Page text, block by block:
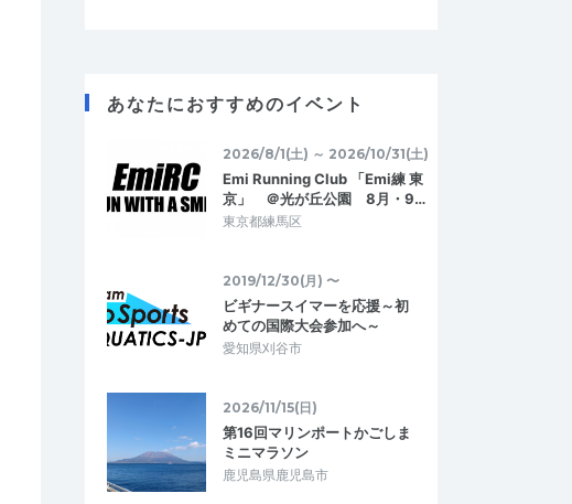
あなたにおすすめのイベント
2026/8/1(土) ～ 2026/10/31(土)
Emi Running Club 「Emi練 東
京」 ＠光が丘公園 8月・9…
東京都練馬区
2019/12/30(月) 〜
ビギナースイマーを応援～初
めての国際大会参加へ～
愛知県刈谷市
2026/11/15(日)
第16回マリンポートかごしま
ミニマラソン
鹿児島県鹿児島市